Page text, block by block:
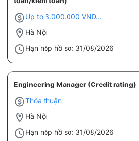
Up to 3.000.000 VND...
Hà Nội
Hạn nộp hồ sơ: 31/08/2026
Engineering Manager (Credit rating)
Thỏa thuận
Hà Nội
Hạn nộp hồ sơ: 31/08/2026